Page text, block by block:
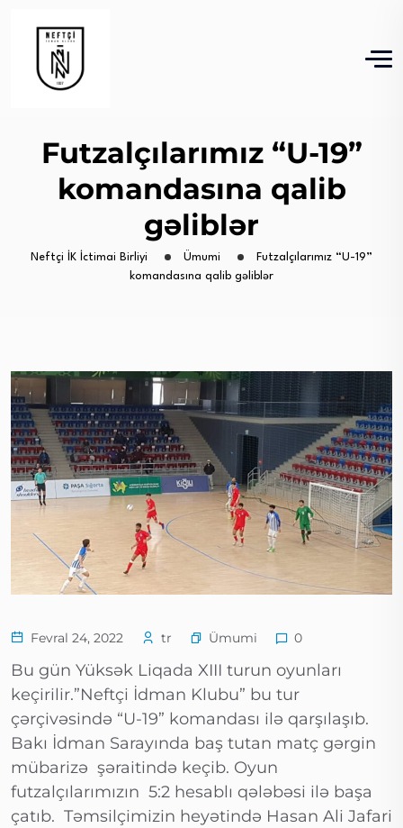
Futzalçılarımız “U-19”
komandasına qalib
gəliblər
Neftçi İK İctimai Birliyi Ümumi
Futzalçılarımız “U-19”
komandasına qalib gəliblər
Fevral 24, 2022 tr Ümumi 0
Bu gün Yüksək Liqada XIII turun oyunları
keçirilir.”Neftçi İdman Klubu” bu tur
çərçivəsində “U-19” komandası ilə qarşılaşıb.
Bakı İdman Sarayında baş tutan matç gərgin
mübarizə şəraitində keçib. Oyun
futzalçılarımızın 5:2 hesablı qələbəsi ilə başa
çatıb. Təmsilçimizin heyətində Hasan Ali Jafari